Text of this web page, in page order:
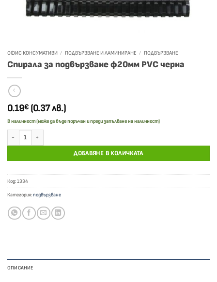
ОФИС КОНСУМАТИВИ / ПОДВЪРЗВАНЕ И ЛАМИНИРАНЕ / ПОДВЪРЗВАНЕ
Спирала за подвързване ф20мм PVC черна
0.19€ (0.37 лв.)
В наличност (може да бъде поръчан и преди запълване на наличност)
количество за Спирала за подвързване ф20мм PVC черна
ДОБАВЯНЕ В КОЛИЧКАТА
Код:1334
Категория:подвързване
ОПИСАНИЕ